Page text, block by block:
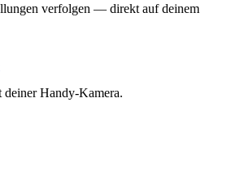
verfolgen — direkt auf deinem
deiner Handy-Kamera.